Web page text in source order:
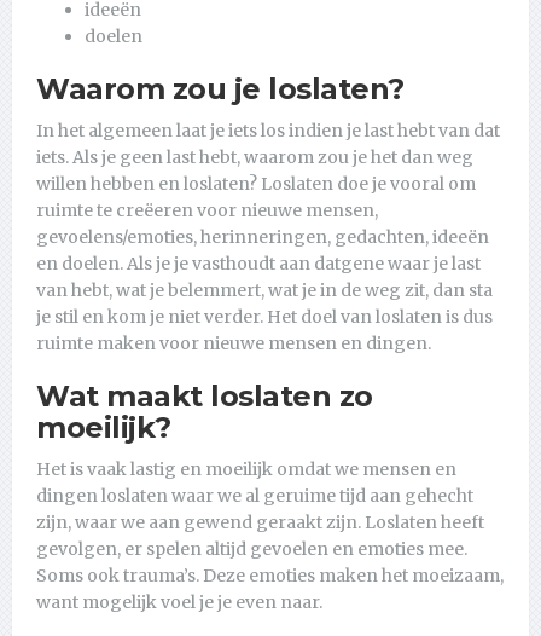
ideeën
doelen
Waarom zou je loslaten?
In het algemeen laat je iets los indien je last hebt van dat
iets. Als je geen last hebt, waarom zou je het dan weg
willen hebben en loslaten? Loslaten doe je vooral om
ruimte te creëeren voor nieuwe mensen,
gevoelens/emoties, herinneringen, gedachten, ideeën
en doelen. Als je je vasthoudt aan datgene waar je last
van hebt, wat je belemmert, wat je in de weg zit, dan sta
je stil en kom je niet verder. Het doel van loslaten is dus
ruimte maken voor nieuwe mensen en dingen.
Wat maakt loslaten zo
moeilijk?
Het is vaak lastig en moeilijk omdat we mensen en
dingen loslaten waar we al geruime tijd aan gehecht
zijn, waar we aan gewend geraakt zijn. Loslaten heeft
gevolgen, er spelen altijd gevoelen en emoties mee.
Soms ook trauma’s. Deze emoties maken het moeizaam,
want mogelijk voel je je even naar.